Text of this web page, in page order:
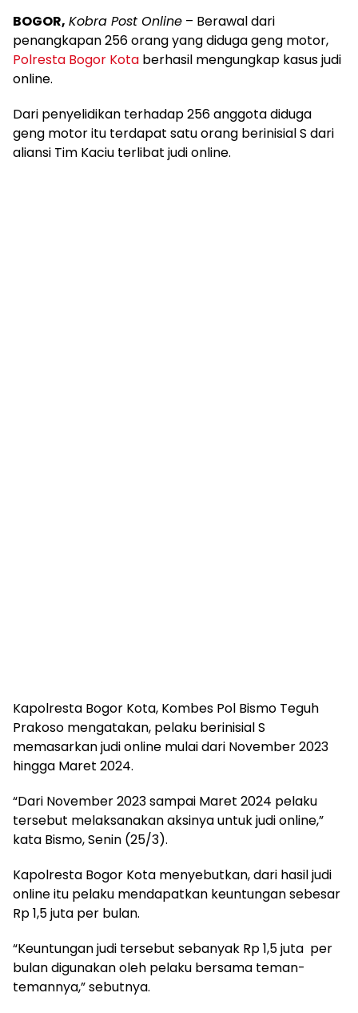
BOGOR, Kobra Post Online – Berawal dari
penangkapan 256 orang yang diduga geng motor,
Polresta Bogor Kota berhasil mengungkap kasus judi
online.
Dari penyelidikan terhadap 256 anggota diduga
geng motor itu terdapat satu orang berinisial S dari
aliansi Tim Kaciu terlibat judi online.
Kapolresta Bogor Kota, Kombes Pol Bismo Teguh
Prakoso mengatakan, pelaku berinisial S
memasarkan judi online mulai dari November 2023
hingga Maret 2024.
“Dari November 2023 sampai Maret 2024 pelaku
tersebut melaksanakan aksinya untuk judi online,”
kata Bismo, Senin (25/3).
Kapolresta Bogor Kota menyebutkan, dari hasil judi
online itu pelaku mendapatkan keuntungan sebesar
Rp 1,5 juta per bulan.
“Keuntungan judi tersebut sebanyak Rp 1,5 juta per
bulan digunakan oleh pelaku bersama teman-
temannya,” sebutnya.